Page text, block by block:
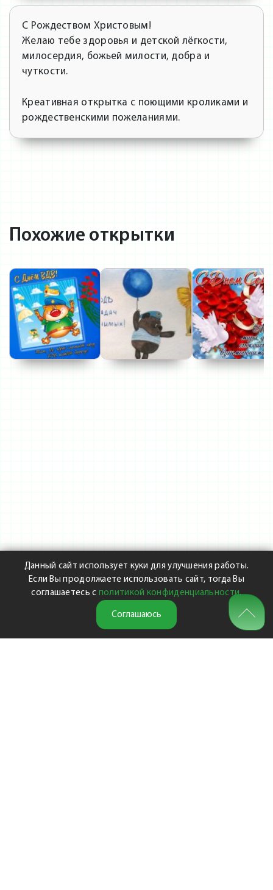
С Рождеством Христовым!
Желаю тебе здоровья и детской лёгкости,
милосердия, божьей милости, добра и
чуткости.
Креативная открытка с поющими кроликами и
рождественскими пожеланиями.
Похожие открытки
Данный сайт использует куки для улучшения работы.
Если Вы продолжаете использовать сайт, тогда Вы
соглашаетесь с политикой конфиденциальности.
Соглашаюсь